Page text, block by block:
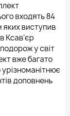
входять 84
яких виступив
Ксав'єр
у світ
вже багато
доповнень